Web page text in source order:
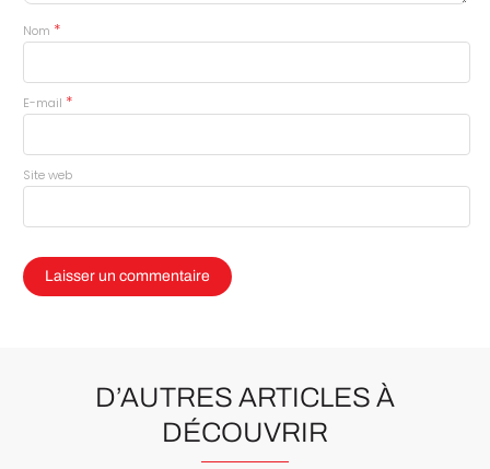
Nom *
E-mail *
Site web
D’AUTRES ARTICLES À
DÉCOUVRIR